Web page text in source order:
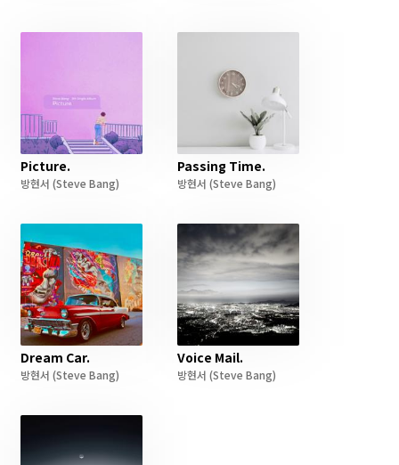
Picture.
방현서 (Steve Bang)
Passing Time.
방현서 (Steve Bang)
Dream Car.
방현서 (Steve Bang)
Voice Mail.
방현서 (Steve Bang)